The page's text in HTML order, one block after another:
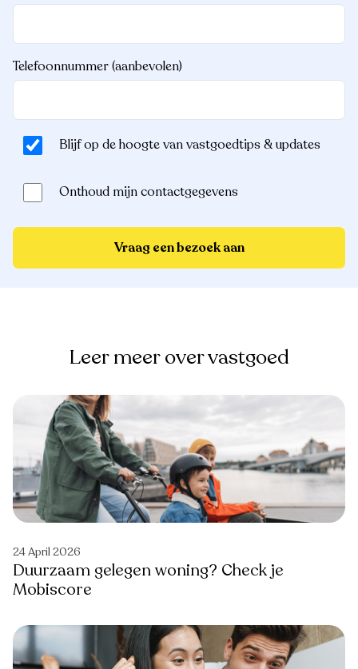
Telefoonnummer (aanbevolen)
Blijf op de hoogte van vastgoedtips & updates
Onthoud mijn contactgegevens
Vraag een bezoek aan
Leer meer over vastgoed
24 April 2026
Duurzaam gelegen woning? Check je
Mobiscore